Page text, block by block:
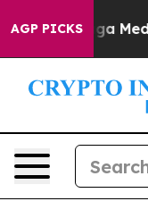
AGP PICKS
Media